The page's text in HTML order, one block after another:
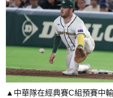
▲中華隊在經典賽C組預賽中